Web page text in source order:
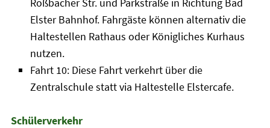
Elster Bahnhof. Fahrgäste können alternativ die
Haltestellen Rathaus oder Königliches Kurhaus
nutzen.
Fahrt 10: Diese Fahrt verkehrt über die
Zentralschule statt via Haltestelle Elstercafe.
Schülerverkehr